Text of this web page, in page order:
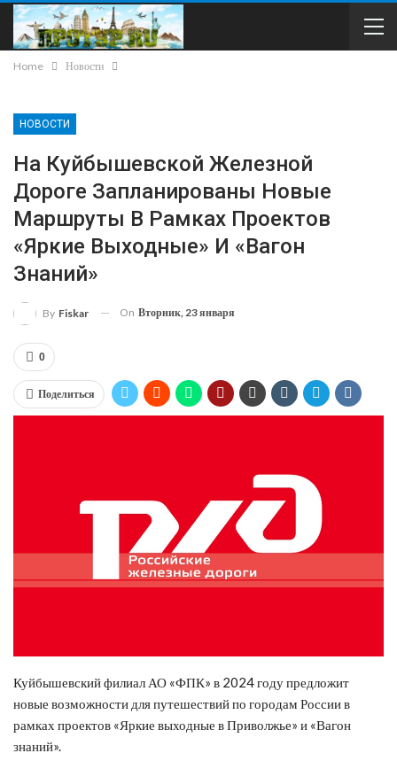
Home Новости
НОВОСТИ
На Куйбышевской Железной
Дороге Запланированы Новые
Маршруты В Рамках Проектов
«Яркие Выходные» И «Вагон
Знаний»
By Fiskar On Вторник, 23 января
0
Поделиться
Куйбышевский филиал АО «ФПК» в 2024 году предложит
новые возможности для путешествий по городам России в
рамках проектов «Яркие выходные в Приволжье» и «Вагон
знаний».